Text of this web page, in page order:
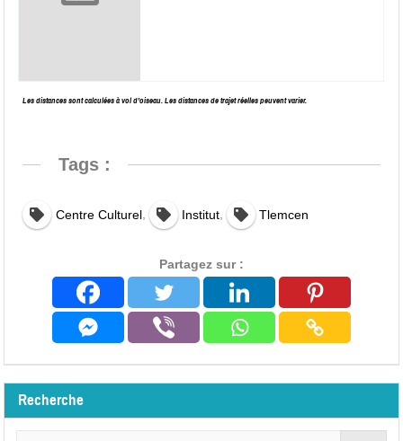
Les distances sont calculées à vol d’oiseau. Les distances de trajet réelles peuvent varier.
Tags :
Centre Culturel, Institut, Tlemcen
Partagez sur :
Recherche